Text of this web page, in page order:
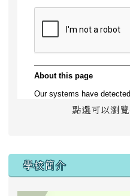
點選可以瀏
學校簡介